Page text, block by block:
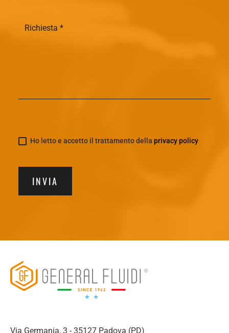
Ho letto e accetto il trattamento della privacy policy
INVIA
Via Germania, 3 - 35127 Padova (PD)